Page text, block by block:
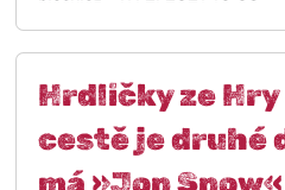
Hrdličky ze
cestě je druhé